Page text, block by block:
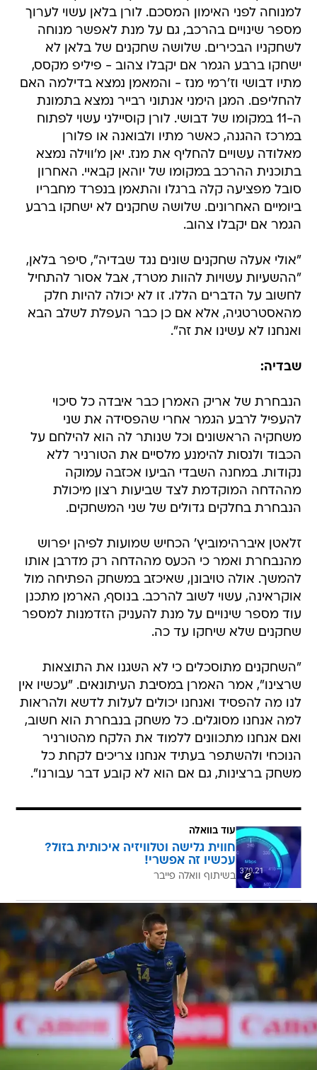
למנוחה לפני האימון המסכם. לורן בלאן עשוי לערוך
מספר שינויים בהרכב, גם על מנת לאפשר מנוחה
לשחקניו הבכירים. שלושה שחקנים של בלאן לא
ישחקו ברבע הגמר אם יקבלו צהוב - פיליפ מקסס,
מתיו דבושי וז'רמי מנז - והמאמן נמצא בדילמה האם
להחליפם. המגן הימני אנתוני רבייר נמצא בתמונת
ה-11 במקומו של דבושי. לורן קוסיילני עשוי לפתוח
במרכז ההגנה, כאשר מתיו ולבואנה או פלורן
מאלודה עשויים להחליף את מנז. יאן מ'ווילה נמצא
בתוכנית ההרכב במקומו של יוהאן קבאיי. האחרון
סובל מפציעה קלה ברגלו והתאמן בנפרד מחבריו
ביומיים האחרונים. שלושה שחקנים לא ישחקו ברבע
הגמר אם יקבלו צהוב.
"אולי אעלה שחקנים שונים נגד שבדיה", סיפר בלאן,
"ההשעיות עשויות להוות מטרד, אבל אסור להתחיל
לחשוב על הדברים הללו. זו לא יכולה להיות חלק
מהאסטרטגיה, אלא אם כן כבר העפלת לשלב הבא
ואנחנו לא עשינו את זה".
שבדיה:
הנבחרת של אריק האמרן כבר איבדה כל סיכוי
להעפיל לרבע הגמר אחרי שהפסידה את שני
משחקיה הראשונים וכל שנותר לה הוא להילחם על
הכבוד ולנסות להימנע מלסיים את הטורניר ללא
נקודות. במחנה השבדי הביעו אכזבה עמוקה
מההדחה המוקדמת לצד שביעות רצון מיכולת
הנבחרת בחלקים גדולים של שני המשחקים.
זלאטן איברהימוביץ' הכחיש שמועות לפיהן יפרוש
מהנבחרת ואמר כי הכעס מההדחה רק מדרבן אותו
להמשך. אולה טויבונן, שאיכזב במשחק הפתיחה מול
אוקראינה, עשוי לשוב להרכב. בנוסף, הארמן מתכנן
עוד מספר שינויים על מנת להעניק הזדמנות למספר
שחקנים שלא שיחקו עד כה.
"השחקנים מתוסכלים כי לא השגנו את התוצאות
שרצינו", אמר האמרן במסיבת העיתונאים. "עכשיו אין
לנו מה להפסיד ואנחנו יכולים לעלות לדשא ולהראות
למה אנחנו מסוגלים. כל משחק בנבחרת הוא חשוב,
ואם אנחנו מתכוונים ללמוד את הלקח מהטורניר
הנוכחי ולהשתפר בעתיד אנחנו צריכים לקחת כל
משחק ברצינות, גם אם הוא לא קובע דבר עבורנו".
עוד בוואלה
חווית גלישה וטלוויזיה איכותית בזול?
עכשיו זה אפשרי!
בשיתוף וואלה פייבר